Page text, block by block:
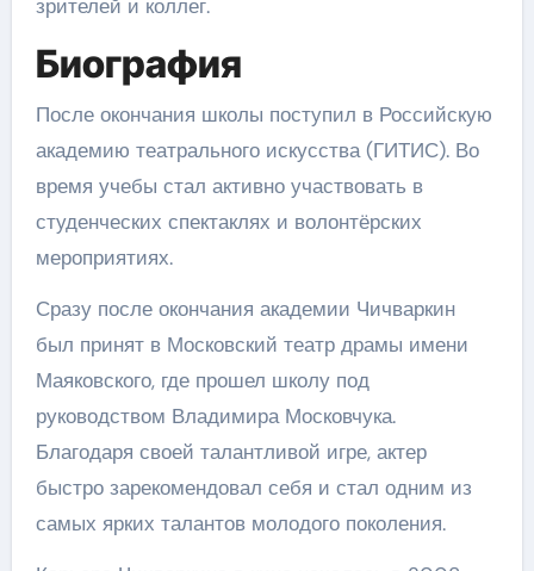
зрителей и коллег.
Биография
После окончания школы поступил в Российскую
академию театрального искусства (ГИТИС). Во
время учебы стал активно участвовать в
студенческих спектаклях и волонтёрских
мероприятиях.
Сразу после окончания академии Чичваркин
был принят в Московский театр драмы имени
Маяковского, где прошел школу под
руководством Владимира Московчука.
Благодаря своей талантливой игре, актер
быстро зарекомендовал себя и стал одним из
самых ярких талантов молодого поколения.